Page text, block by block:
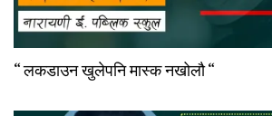
“ लकडाउन खुलेपनि मास्क नखोलौ “